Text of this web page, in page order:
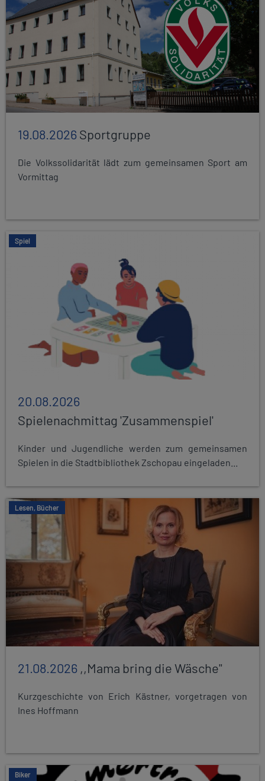
19.08.2026Sportgruppe
Die Volkssolidarität lädt zum gemeinsamen Sport am
Vormittag
Spiel
20.08.2026
Spielenachmittag 'Zusammenspiel'
Kinder und Jugendliche werden zum gemeinsamen
Spielen in die Stadtbibliothek Zschopau eingeladen...
Lesen, Bücher
21.08.2026 ,,Mama bring die Wäsche"
Kurzgeschichte von Erich Kästner, vorgetragen von
Ines Hoffmann
Biker